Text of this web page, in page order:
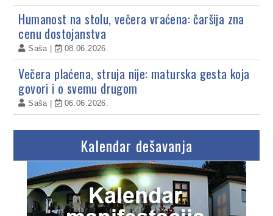
Humanost na stolu, večera vraćena: čaršija zna
cenu dostojanstva
Saša 08.06.2026.
Večera plaćena, struja nije: maturska gesta koja
govori i o svemu drugom
Saša 06.06.2026.
Kalendar dešavanja